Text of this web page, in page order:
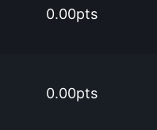
0.00pts
0.00pts